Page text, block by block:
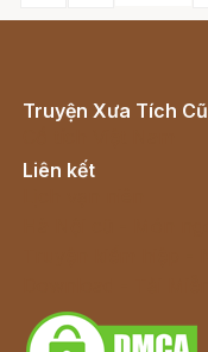
Truyện Xưa Tích Cũ
Liên kết